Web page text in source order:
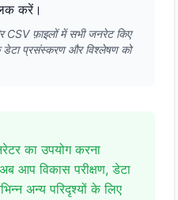
करें।
CSV फ़ाइलों में सभी जनरेट किए
डेटा प्रसंस्करण और विश्लेषण को
का उपयोग करना
आप विकास परीक्षण, डेटा
अन्य परिदृश्यों के लिए